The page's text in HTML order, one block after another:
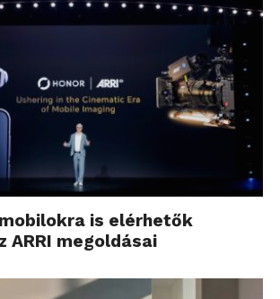
mobilokra is elérhetők
ARRI megoldásai